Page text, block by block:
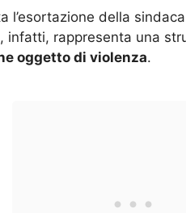
l’esortazione della
infatti, rappresenta una
oggetto di violenza.